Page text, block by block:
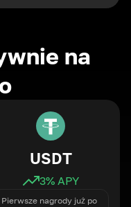
na
USDT
3% APY
Pierwsze nagrody już po